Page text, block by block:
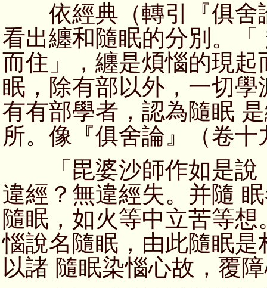
依經典（轉引『俱舍
看出纏和隨眠的分別。
而住」，纏是煩惱的現
眠，除有部以外，一切
有有部學者，認為隨眠
所。像『俱舍論』（卷十
「毘婆沙師作如是說
違經？無違經失。并隨
隨眠，如火等中立苦等
惱說名隨眠，由此隨眠
以諸 隨眠染惱心故，覆